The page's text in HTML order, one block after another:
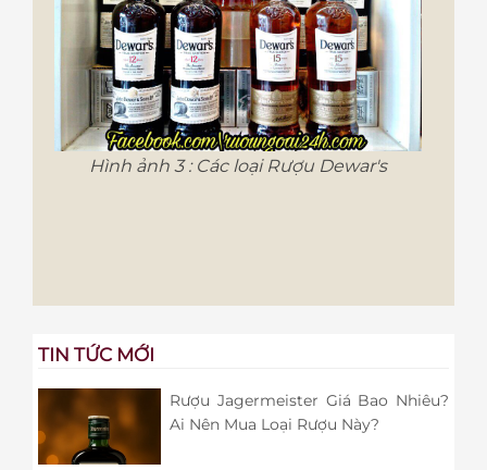
Hình ảnh 3 : Các loại Rượu Dewar's
TIN TỨC MỚI
Rượu Jagermeister Giá Bao Nhiêu?
Ai Nên Mua Loại Rượu Này?